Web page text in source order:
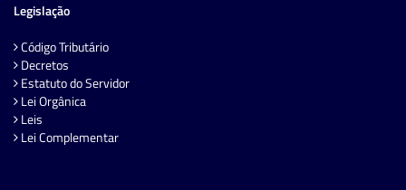
Legislação
Código Tributário
Decretos
Estatuto do Servidor
Lei Orgânica
Leis
Lei Complementar